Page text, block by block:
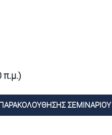
π.μ.)
ΣΕΜΙΝΑΡΙΟΥ